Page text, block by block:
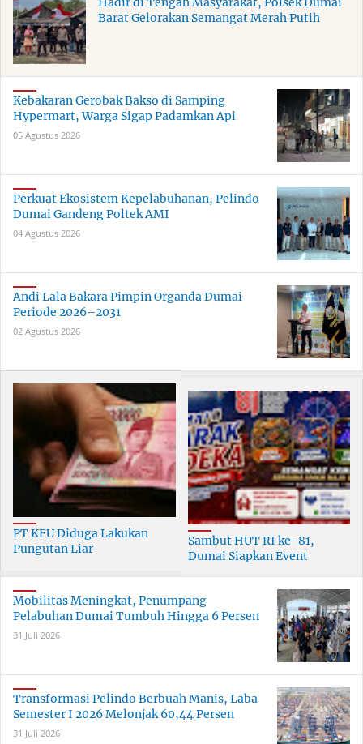
Barat Gelorakan Semangat Merah Putih
Kebakaran Gerobak Bakso di Samping
Hypermart, Warga Sigap Padamkan Api
05 Agustus 2026
Perkuat Ekosistem Kepelabuhanan, Pelindo
Dumai Gandeng Poltek AMI
04 Agustus 2026
Andi Lala Bakara Pimpin Organda Dumai
Periode 2026–2031
02 Agustus 2026
PT KFU Diduga Lakukan
Pungutan Liar
Dumai
Sambut HUT RI ke-81,
Dumai Siapkan Event
Mobilitas Meningkat, Penumpang
Pelabuhan Dumai Tumbuh Hingga 6 Persen
31 Juli 2026
Transformasi Pelindo Berbuah Manis, Laba
Semester I 2026 Melonjak 60,44 Persen
31 Juli 2026